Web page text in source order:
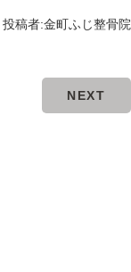
投稿者:金町ふじ整骨院
NEXT